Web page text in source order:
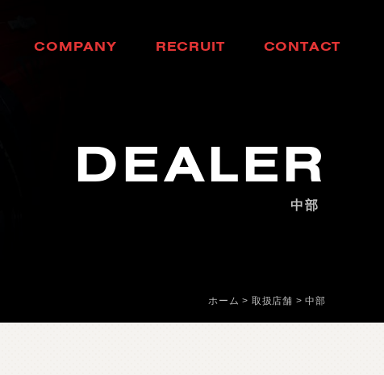
COMPANY RECRUIT CONTACT
DEALER
中部
ホーム > 取扱店舗 >中部